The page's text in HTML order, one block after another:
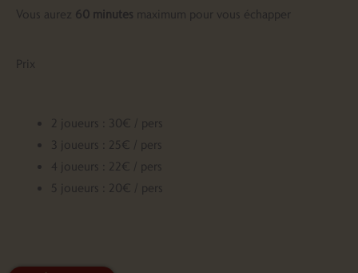
Vous aurez 60 minutes maximum pour vous échapper
Prix
2 joueurs : 30€ / pers
3 joueurs : 25€ / pers
4 joueurs : 22€ / pers
5 joueurs : 20€ / pers